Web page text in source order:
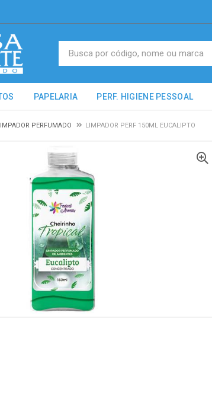
PAPELARIA PERF. HIGIENE PESSOAL
PERFUMADO LIMPADOR PERF 150ML EUCALIPTO